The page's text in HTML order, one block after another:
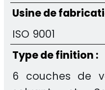
Usine de
ISO 9001
Type de finition :
6 couches de